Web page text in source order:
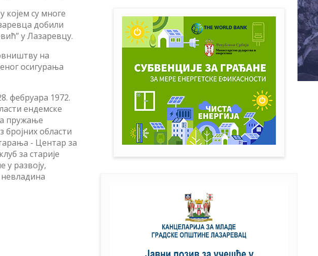
којем су многе
добили
у Лазаревцу.
на
осигурања
фебруара 1972.
ендемске
пружање
бројних области
- Центар за
за старије
у развоју,